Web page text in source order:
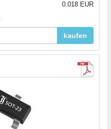
0.018 EUR
kaufen